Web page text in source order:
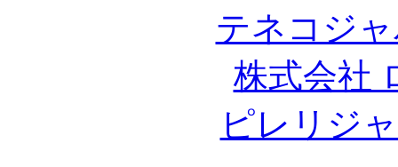
テネコジ
株式会社
ピレリジ